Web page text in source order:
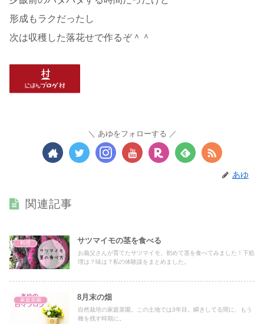
形成もラクだったし
次は収穫した落花せで作るぞ＾＾
あゆをフォローする
あゆ
関連記事
料理 サツマイモの茎を食べる
お義父さんが育てたサツマイモ。初めて茎を食べてみました！下処
理は？味は？私の体験談をまとめました。
家庭菜園 8月末の畑
自然栽培の家庭菜園。この土地では3年目。瞬きしてる間に、もう
種を残す時期に。